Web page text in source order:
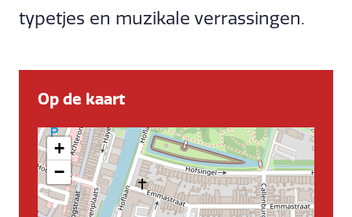
typetjes en muzikale verrassingen.
Op de kaart
+
−